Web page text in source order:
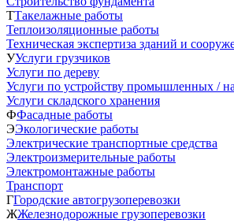
ТТакелажные работы
Теплоизоляционные работы
Техническая экспертиза зданий и
УУслуги грузчиков
Услуги по дереву
Услуги по устройству промышленных /
Услуги складского хранения
ФФасадные работы
ЭЭкологические работы
Электрические транспортные средства
Электроизмерительные работы
Электромонтажные работы
Транспорт
ГГородские автогрузоперевозки
ЖЖелезнодорожные грузоперевозки